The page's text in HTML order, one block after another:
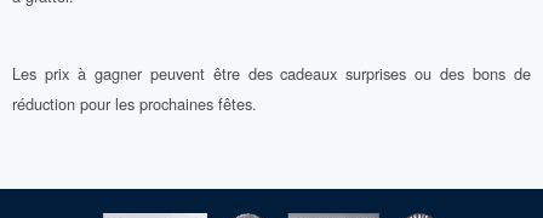
Les prix à gagner peuvent être des cadeaux surprises ou des bons de
réduction pour les prochaines fêtes.